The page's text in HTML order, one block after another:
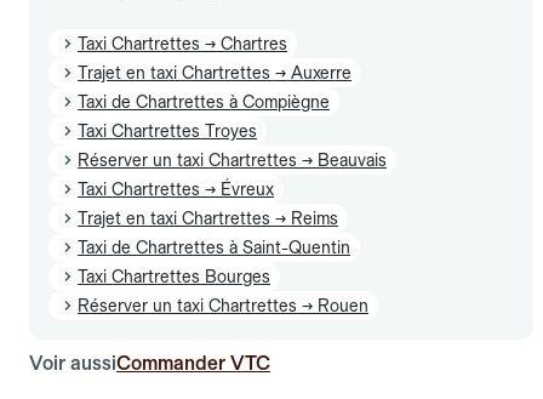
Taxi Chartrettes → Chartres
Trajet en taxi Chartrettes → Auxerre
Taxi de Chartrettes à Compiègne
Taxi Chartrettes Troyes
Réserver un taxi Chartrettes → Beauvais
Taxi Chartrettes → Évreux
Trajet en taxi Chartrettes → Reims
Taxi de Chartrettes à Saint-Quentin
Taxi Chartrettes Bourges
Réserver un taxi Chartrettes → Rouen
Voir aussiCommander VTC